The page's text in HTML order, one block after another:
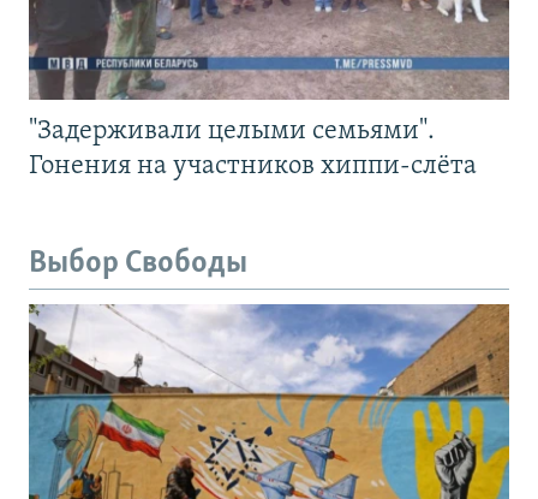
"Задерживали целыми семьями".
Гонения на участников хиппи-слёта
Выбор Свободы